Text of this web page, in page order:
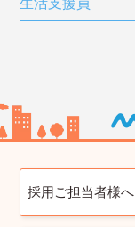
生活支援員
採用ご担当者様へ